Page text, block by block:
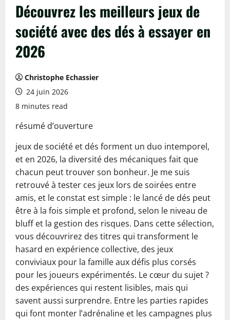
Découvrez les meilleurs jeux de
société avec des dés à essayer en
2026
Christophe Echassier
24 juin 2026
8 minutes read
résumé d’ouverture
jeux de société et dés forment un duo intemporel,
et en 2026, la diversité des mécaniques fait que
chacun peut trouver son bonheur. Je me suis
retrouvé à tester ces jeux lors de soirées entre
amis, et le constat est simple : le lancé de dés peut
être à la fois simple et profond, selon le niveau de
bluff et la gestion des risques. Dans cette sélection,
vous découvrirez des titres qui transforment le
hasard en expérience collective, des jeux
conviviaux pour la famille aux défis plus corsés
pour les joueurs expérimentés. Le cœur du sujet ?
des expériences qui restent lisibles, mais qui
savent aussi surprendre. Entre les parties rapides
qui font monter l’adrénaline et les campagnes plus